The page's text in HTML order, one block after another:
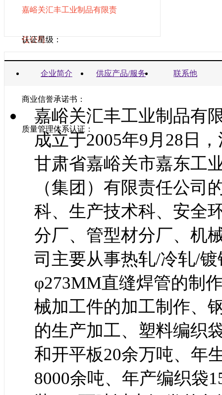
嘉峪关汇丰工业制品有限责
任公司
认证星级：
营业执照：
商业信誉承诺书：
质量管理体系认证：
企业简介 供应产品/服务 联系他
嘉峪关汇丰工业制品有
成立于2005年9月28日
甘肃省嘉峪关市嘉东工
（集团）有限责任公司
科、生产技术科、安全
分厂、管型材分厂、机
司主要从事热轧/冷轧/
φ273MM直缝焊管的制
械加工件的加工制作、
的生产加工、塑料编织
和开平板20余万吨、年
8000余吨、年产编织袋